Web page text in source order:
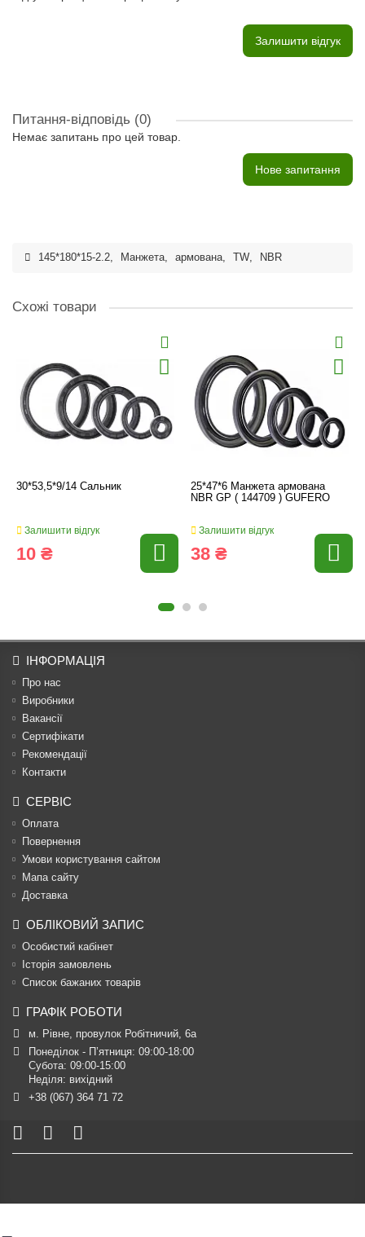
Залишити відгук
Питання-відповідь (0)
Немає запитань про цей товар.
Нове запитання
145*180*15-2.2, Манжета, армована, TW, NBR
Схожі товари
30*53,5*9/14 Сальник
Залишити відгук
10 ₴
25*47*6 Манжета армована
NBR GP ( 144709 ) GUFERO
Залишити відгук
38 ₴
ІНФОРМАЦІЯ
Про нас
Виробники
Вакансії
Сертифікати
Рекомендації
Контакти
СЕРВІС
Оплата
Повернення
Умови користування сайтом
Мапа сайту
Доставка
ОБЛІКОВИЙ ЗАПИС
Особистий кабінет
Історія замовлень
Список бажаних товарів
ГРАФІК РОБОТИ
м. Рівне, провулок Робітничий, 6а
Понеділок - П’ятниця: 09:00-18:00
Субота: 09:00-15:00
Неділя: вихідний
+38 (067) 364 71 72